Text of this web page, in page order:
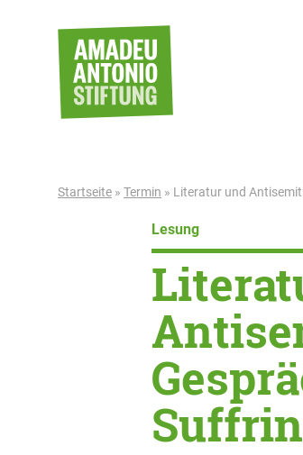
Startseite » Termin » Literatur und
Lesung